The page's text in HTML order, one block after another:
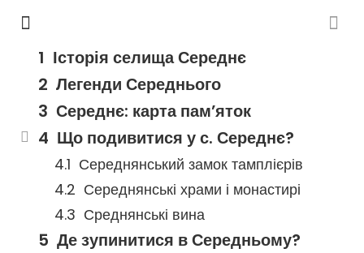
Історія селища Середнє
Легенди Середнього
Середнє: карта пам’яток
Що подивитися у с. Середнє?
Середнянський замок тамплієрів
Середнянські храми і монастирі
Среднянські вина
Де зупинитися в Середньому?